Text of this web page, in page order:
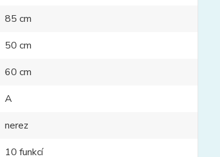
85 cm
50 cm
60 cm
A
nerez
10 funkcí